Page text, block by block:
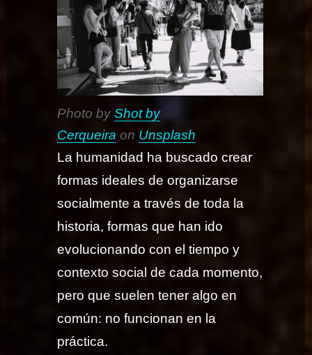
Photo byShot by
Cerqueira on Unsplash
La humanidad ha buscado crear
formas ideales de organizarse
socialmente a través de toda la
historia, formas que han ido
evolucionando con el tiempo y
contexto social de cada momento,
pero que suelen tener algo en
común: no funcionan en la
práctica.